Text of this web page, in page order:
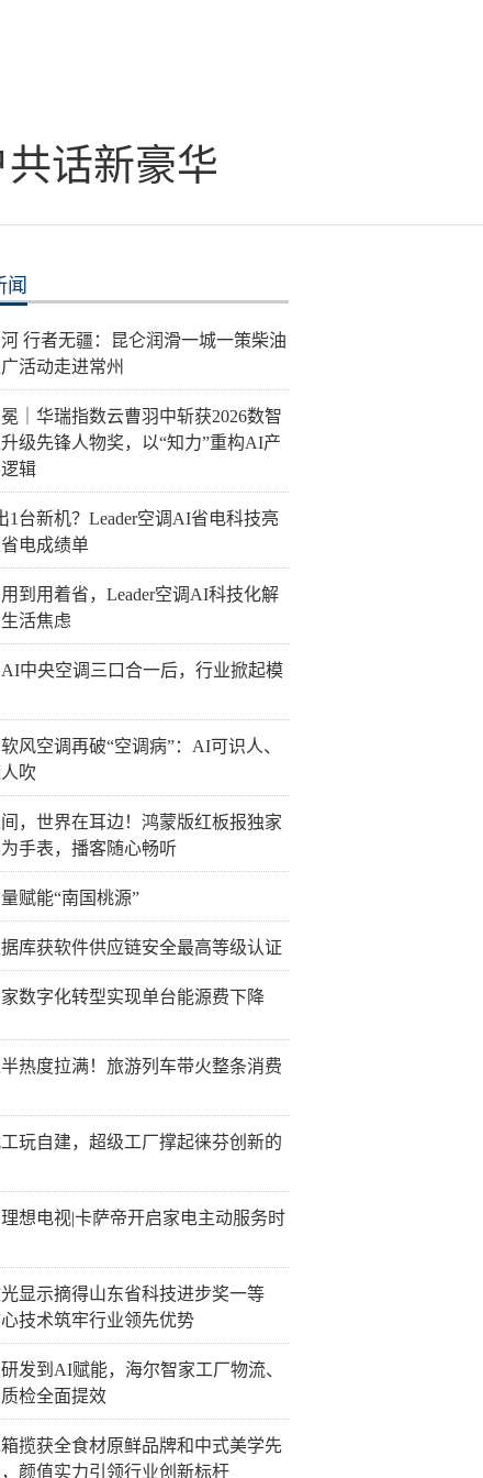
话新豪华
闻
行者无疆：昆仑润滑一城一策柴油
活动走进常州
｜华瑞指数云曹羽中斩获2026数智
级先锋人物奖，以“知力”重构AI产
辑
1台新机？Leader空调AI省电科技亮
电成绩单
到用着省，Leader空调AI科技化解
活焦虑
中央空调三口合一后，行业掀起模
风空调再破“空调病”：AI可识人、
吹
，世界在耳边！鸿蒙版红板报独家
为手表，播客随心畅听
赋能“南国桃源”
库获软件供应链安全最高等级认证
数字化转型实现单台能源费下降
热度拉满！旅游列车带火整条消费
玩自建，超级工厂撑起徕芬创新的
想电视|卡萨帝开启家电主动服务时
显示摘得山东省科技进步奖一等
技术筑牢行业领先优势
发到AI赋能，海尔智家工厂物流、
检全面提效
揽获全食材原鲜品牌和中式美学先
颜值实力引领行业创新标杆